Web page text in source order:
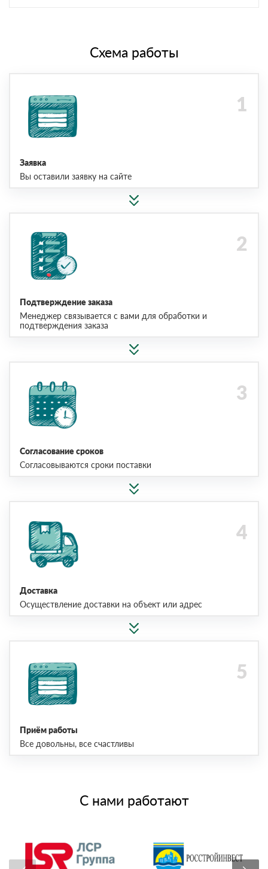
Схема работы
Заявка
Вы оставили заявку на сайте
Подтверждение заказа
Менеджер связывается с вами для обработки и
подтверждения заказа
Согласование сроков
Согласовываются сроки поставки
Доставка
Осуществление доставки на объект или адрес
Приём работы
Все довольны, все счастливы
С нами работают